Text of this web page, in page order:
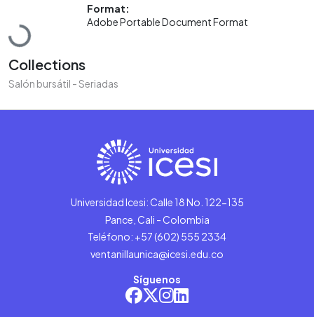
Loading...
Format:
Adobe Portable Document Format
Collections
Salón bursátil - Seriadas
Universidad Icesi: Calle 18 No. 122-135
Pance, Cali - Colombia
Teléfono: +57 (602) 555 2334
ventanillaunica@icesi.edu.co
Síguenos